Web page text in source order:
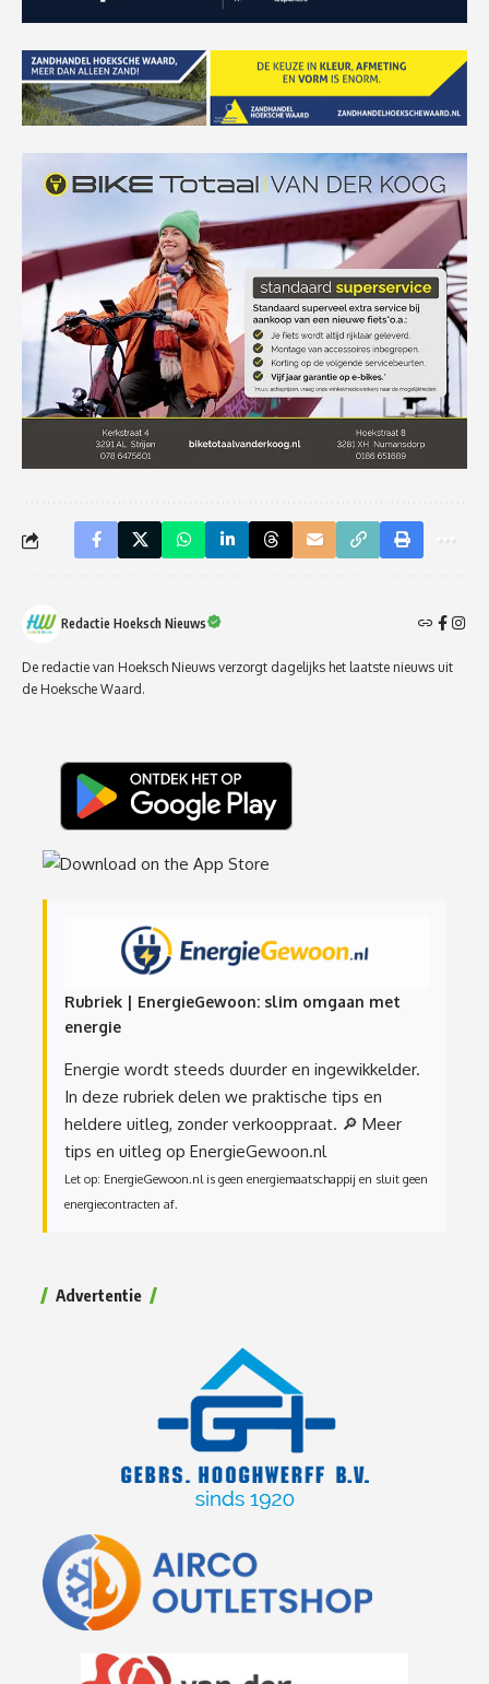
Redactie Hoeksch Nieuws
De redactie van Hoeksch Nieuws verzorgt dagelijks het laatste nieuws uit
de Hoeksche Waard.
Rubriek | EnergieGewoon: slim omgaan met
energie
Energie wordt steeds duurder en ingewikkelder.
In deze rubriek delen we praktische tips en
heldere uitleg, zonder verkooppraat. 🔎 Meer
tips en uitleg op EnergieGewoon.nl
Let op: EnergieGewoon.nl is geen energiemaatschappij en sluit geen
energiecontracten af.
Advertentie